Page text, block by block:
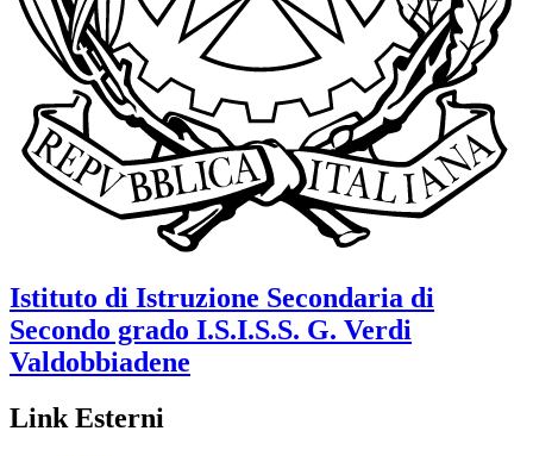
Istituto di Istruzione Secondaria di
Secondo grado I.S.I.S.S. G. Verdi
Valdobbiadene
Link Esterni